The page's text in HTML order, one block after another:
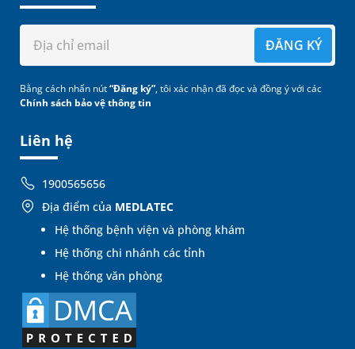
Liên hệ
1900565656
Địa điểm của MEDLATEC
Hệ thống bệnh viện và phòng khám
Hệ thống chi nhánh các tỉnh
Hệ thống văn phòng
ĐĂNG KÝ
Bằng cách nhấn nút“Đăng ký”, tôi xác nhận đã đọc và đồng ý với các
Chính sách bảo vệ thông tin